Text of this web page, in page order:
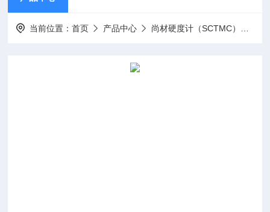
当前位置：首页 产品中心 尚材硬度计（SCTMC）